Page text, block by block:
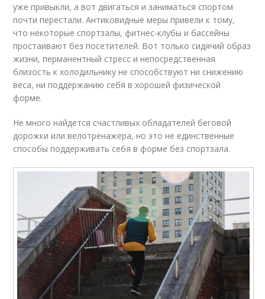
уже привыкли, а вот двигаться и заниматься спортом
почти перестали. Антиковидные меры привели к тому,
что некоторые спортзалы, фитнес-клубы и бассейны
простаивают без посетителей. Вот только сидячий образ
жизни, перманентный стресс и непосредственная
близость к холодильнику не способствуют ни снижению
веса, ни поддержанию себя в хорошей физической
форме.
Не много найдется счастливых обладателей беговой
дорожки или велотренажера, но это не единственные
способы поддерживать себя в форме без спортзала.